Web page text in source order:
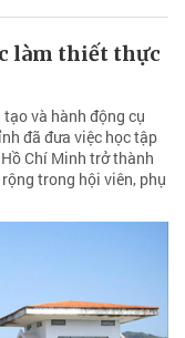
làm thiết thực
và hành động cụ
đã đưa việc học tập
Chí Minh trở thành
trong hội viên, phụ